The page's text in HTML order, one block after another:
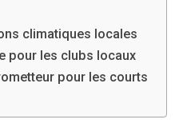
climatiques locales
pour les clubs locaux
pour les courts